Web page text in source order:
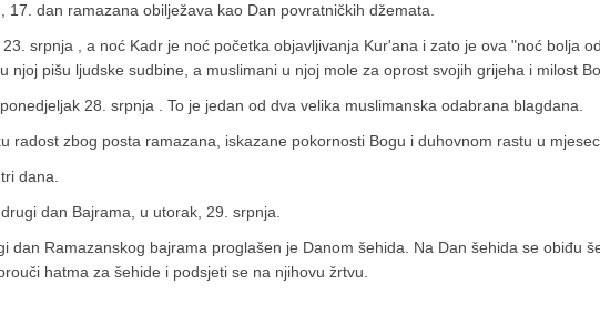
17. dan ramazana obilježava kao Dan povratničkih džemata.
srpnja , a noć Kadr je noć početka objavljivanja Kur'ana i zato je ova "noć bolja
njoj pišu ljudske sudbine, a muslimani u njoj mole za oprost svojih grijeha i milost
28. srpnja . To je jedan od dva velika muslimanska odabrana blagdana.
radost zbog posta ramazana, iskazane pokornosti Bogu i duhovnom rastu u
dana.
drugi dan Bajrama, u utorak, 29. srpnja.
dan Ramazanskog bajrama proglašen je Danom šehida. Na Dan šehida se obiđu
hatma za šehide i podsjeti se na njihovu žrtvu.